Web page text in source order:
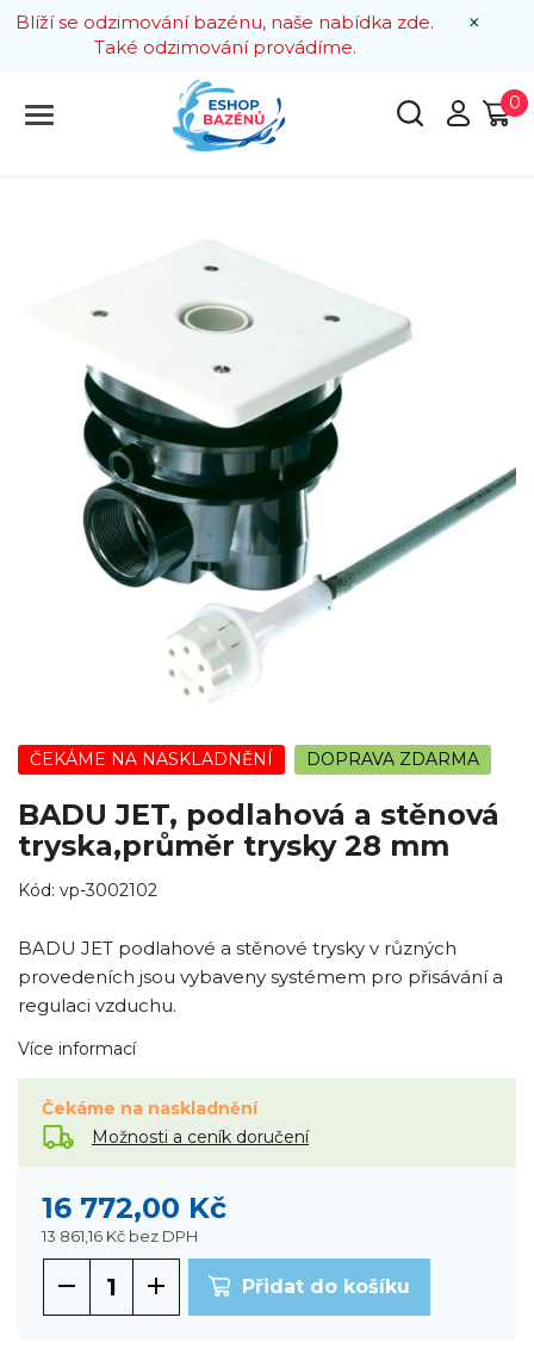
×
Blíží se odzimování bazénu, naše nabídka zde.
Také odzimování provádíme.
0
ČEKÁME NA NASKLADNĚNÍ DOPRAVA ZDARMA
BADU JET, podlahová a stěnová
tryska,průměr trysky 28 mm
Kód: vp-3002102
BADU JET podlahové a stěnové trysky v různých
provedeních jsou vybaveny systémem pro přisávání a
regulaci vzduchu.
Více informací
Čekáme na naskladnění
Možnosti a ceník doručení
16 772,00 Kč
13 861,16 Kč bez DPH
Přidat do košíku